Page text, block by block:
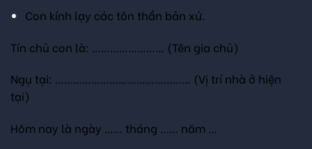
Con kính lạy các tôn thần bản xứ.
Tín chủ con là: …………………… (Tên gia chủ)
Ngụ tại: ……………………………………… (Vị trí nhà ở hiện
tại)
Hôm nay là ngày …… tháng …… năm …